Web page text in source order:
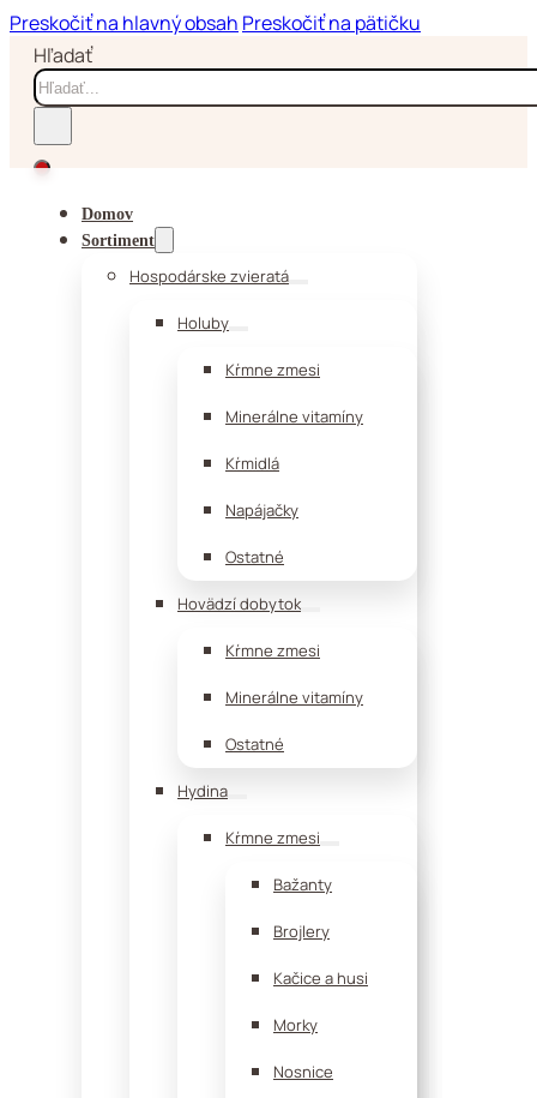
Preskočiť na hlavný obsah Preskočiť na pätičku
Hľadať
Domov
Sortiment
Hospodárske zvieratá
Holuby
Kŕmne zmesi
Minerálne vitamíny
Kŕmidlá
Napájačky
Ostatné
Hovädzí dobytok
Kŕmne zmesi
Minerálne vitamíny
Ostatné
Hydina
Kŕmne zmesi
Bažanty
Brojlery
Kačice a husi
Morky
Nosnice